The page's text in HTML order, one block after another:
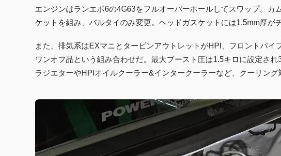
エンジンはランエボ6の4G63をフルオーバーホールしてスワップ。カ
ケットを組み、バルタイのみ変更。ヘッドガスケットには1.5mm厚が
また、排気系はEXマニとタービンアウトレットがHPI、フロントパイ
ワンオフ品という組み合わせだ。最大ブースト圧は1.5キロに設定さ
ラジエターやHPIオイルクーラー&インタークーラーなど、クーリング